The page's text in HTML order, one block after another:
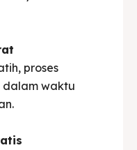
proses
dalam waktu